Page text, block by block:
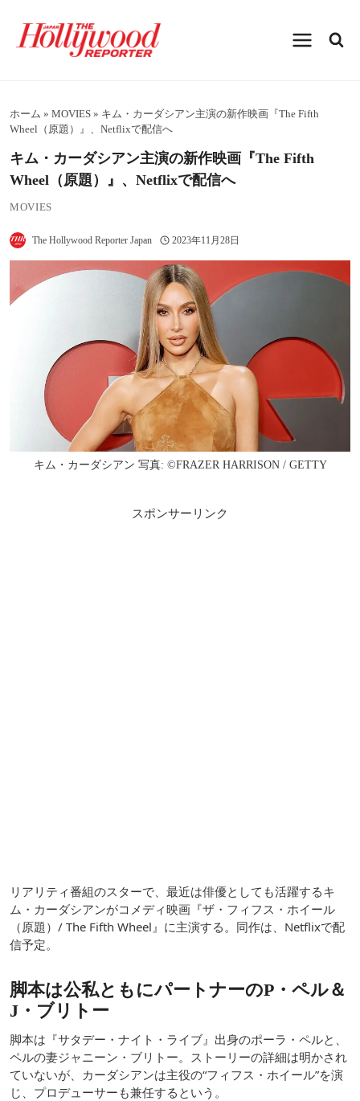
プホーム » MOVIES » キム・カーダシアン主演の新作映画『The Fifth
Wheel（原題）』、Netflixで配信へ
キム・カーダシアン主演の新作映画『The Fifth
Wheel（原題）』、Netflixで配信へ
MOVIES
The Hollywood Reporter Japan 2023年11月28日
キム・カーダシアン 写真: ©FRAZER HARRISON / GETTY
スポンサーリンク
リアリティ番組のスターで、最近は俳優としても活躍するキ
ム・カーダシアンがコメディ映画『ザ・フィフス・ホイール
（原題）/ The Fifth Wheel』に主演する。同作は、Netflixで配
信予定。
脚本は公私ともにパートナーのP・ペル＆
J・ブリトー
脚本は『サタデー・ナイト・ライブ』出身のポーラ・ペルと、
ペルの妻ジャニーン・ブリトー。ストーリーの詳細は明かされ
ていないが、カーダシアンは主役の“フィフス・ホイール”を演
じ、プロデューサーも兼任するという。